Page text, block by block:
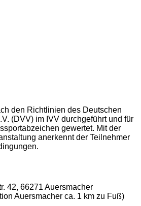
den Richtlinien des Deutschen
(DVV) im IVV durchgeführt und für
gewertet. Mit der
anerkennt der Teilnehmer
42, 66271 Auersmacher
Auersmacher ca. 1 km zu Fuß)